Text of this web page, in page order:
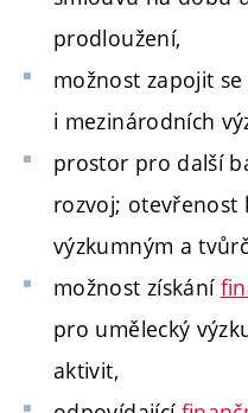
prodloužení,
možnost zapojit
i mezinárodních
prostor pro další
rozvoj; otevřenost
výzkumným a
možnost získání
pro umělecký
aktivit,